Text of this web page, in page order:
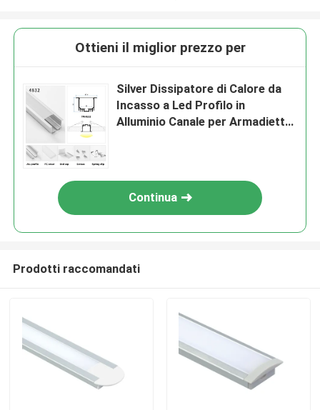
Ottieni il miglior prezzo per
Silver Dissipatore di Calore da
Incasso a Led Profilo in
Alluminio Canale per Armadietto
Continua
Prodotti raccomandati